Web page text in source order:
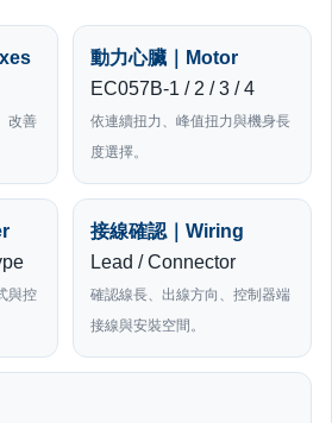
改善
動力心臟｜Motor
EC057B-1 / 2 / 3 / 4
依連續扭力、峰值扭力與機身長
度選擇。
與控
接線確認｜Wiring
Lead / Connector
確認線長、出線方向、控制器端
接線與安裝空間。